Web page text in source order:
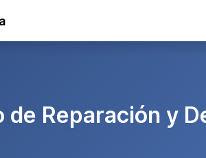
de Reparación y